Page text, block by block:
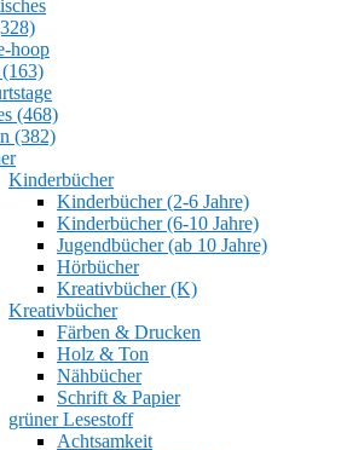
hoop
(468)
(382)
Kinderbücher
Kinderbücher (2-6 Jahre)
Kinderbücher (6-10 Jahre)
Jugendbücher (ab 10 Jahre)
Hörbücher
Kreativbücher (K)
Kreativbücher
Färben & Drucken
Holz & Ton
Nähbücher
Schrift & Papier
grüner Lesestoff
Achtsamkeit